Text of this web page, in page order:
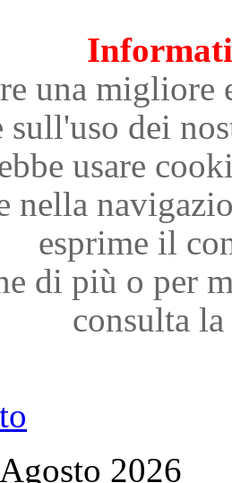
una migliore
sull'uso dei
usare
nella
esprime il
di più o per
consulta
2026